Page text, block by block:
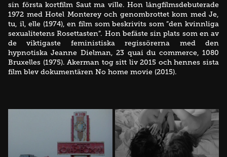
sin första kortfilm Saut ma ville. Hon långfilmsdebuterade
1972 med Hotel Monterey och genombrottet kom med Je,
tu, il, elle (1974), en film som beskrivits som ”den kvinnliga
sexualitetens Rosettasten”. Hon befäste sin plats som en av
de viktigaste feministiska regissörerna med den
hypnotiska Jeanne Dielman, 23 quai du commerce, 1080
Bruxelles (1975). Akerman tog sitt liv 2015 och hennes sista
film blev dokumentären No home movie (2015).